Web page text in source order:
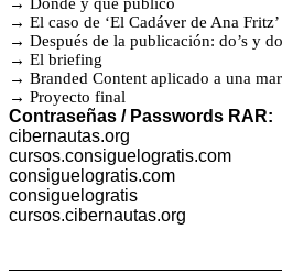
→ Dónde y qué publico
→ El caso de ‘El Cadáver de Ana Fritz’
→ Después de la publicación: do’s y
→ El briefing
→ Branded Content aplicado a una
→ Proyecto final
Contraseñas / Passwords RAR:
cibernautas.org
cursos.consiguelogratis.com
consiguelogratis.com
consiguelogratis
cursos.cibernautas.org